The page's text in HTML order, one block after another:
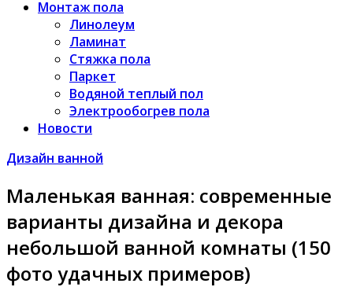
Монтаж пола
Линолеум
Ламинат
Стяжка пола
Паркет
Водяной теплый пол
Электрообогрев пола
Новости
Дизайн ванной
Маленькая ванная: современные
варианты дизайна и декора
небольшой ванной комнаты (150
фото удачных примеров)